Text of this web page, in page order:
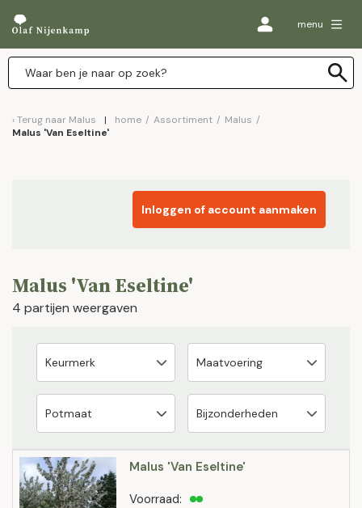
menu
Terug naar Malus home / Assortiment / Malus /
Malus 'Van Eseltine'
Inloggen of account aanmaken
Malus 'Van Eseltine'
4 partijen weergaven
Malus 'Van Eseltine'
Voorraad: